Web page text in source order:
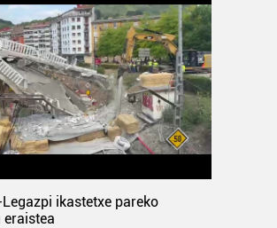
ikastetxe pareko
eraistea